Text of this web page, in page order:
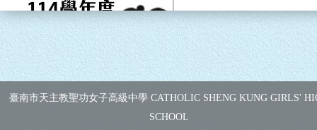
臺南市天主教聖功女子高級中學 CATHOLIC SHENG KUNG GIRLS'
SCHOOL